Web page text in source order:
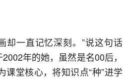
却一直记忆深刻。”说这句话
年的她，虽然是名00后，
堂核心，将知识点“种”进学